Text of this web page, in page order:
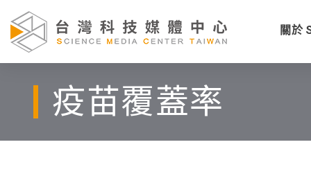
關於
疫苗覆蓋率